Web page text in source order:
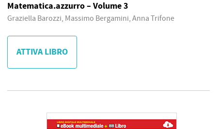
Matematica.azzurro – Volume 3
Graziella Barozzi, Massimo Bergamini, Anna Trifone
ATTIVA LIBRO